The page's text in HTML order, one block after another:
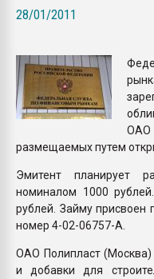
28/01/2011
размещаемых путем
Эмитент планирует
номиналом 1000
рублей. Займу присвоен
номер 4-02-06757-А.
ОАО Полипласт (Москва)
и добавки для